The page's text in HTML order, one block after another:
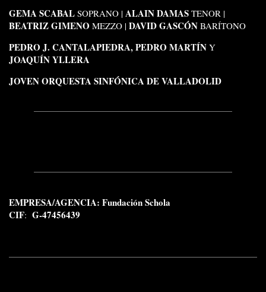
GEMA SCABAL SOPRANO | ALAIN DAMAS TENOR |
BEATRIZ GIMENO MEZZO | DAVID GASCÓN BARÍTONO
PEDRO J. CANTALAPIEDRA, PEDRO MARTÍN Y
JOAQUÍN YLLERA
JOVEN ORQUESTA SINFÓNICA DE VALLADOLID
EMPRESA/AGENCIA: Fundación Schola
CIF: G-47456439